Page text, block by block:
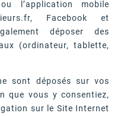
l’application mobile
Facebook et
déposer des
(ordinateur, tablette,
sont déposés sur vos
que vous y consentiez,
sur le Site Internet